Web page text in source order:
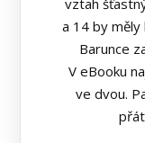
vztah
a 14 by
Barunce
V eBooku
ve dvou.